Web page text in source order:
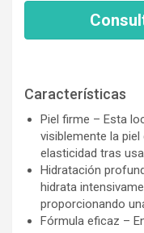
Características
Piel firme – Esta
visiblemente la
elasticidad tras
Hidratación
hidrata
proporcionando
Fórmula eficaz –